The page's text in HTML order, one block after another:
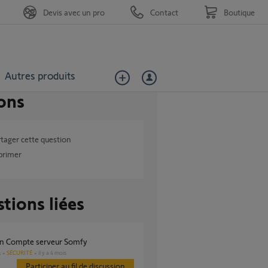
Autres produits
Devis avec un pro Contact Boutique
cette question
liées
Compte serveur Somfy
SÉCURITÉ il y a 4 mois
Participer au fil de discussion